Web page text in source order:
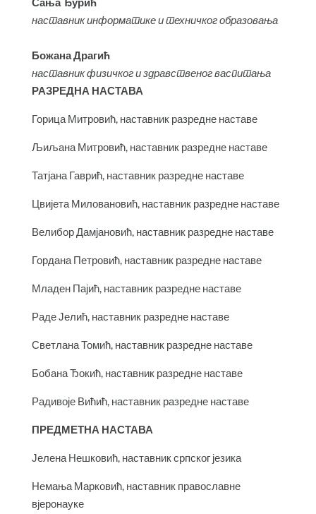
наставник информатике и техничког образовања
Божана Драгић
наставник физичког и здравственог васпитања
РАЗРЕДНА НАСТАВА
Горица Митровић, наставник разредне наставе
Љиљана Митровић, наставник разредне наставе
Татјана Гаврић, наставник разредне наставе
Цвијета Миловановић, наставник разредне наставе
Велибор Дамјановић, наставник разредне наставе
Гордана Петровић, наставник разредне наставе
Младен Пајић, наставник разредне наставе
Раде Јелић, наставник разредне наставе
Светлана Томић, наставник разредне наставе
Бобана Ђокић, наставник разредне наставе
Радивоје Вићић, наставник разредне наставе
ПРЕДМЕТНА НАСТАВА
Јелена Нешковић, наставник српског језика
Немања Марковић, наставник православне
вјеронауке